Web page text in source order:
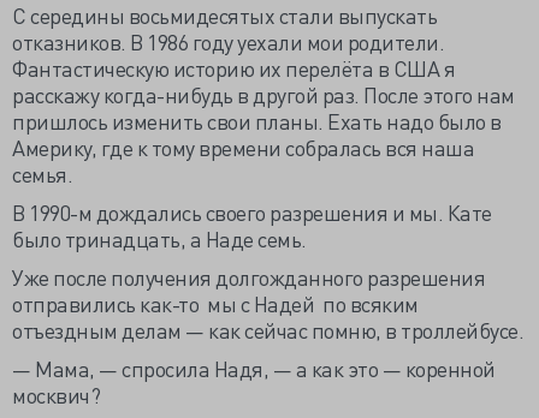
С середины восьмидесятых стали выпускать
отказников. В 1986 году уехали мои родители.
Фантастическую историю их перелёта в США я
расскажу когда-нибудь в другой раз. После этого нам
пришлось изменить свои планы. Ехать надо было в
Америку, где к тому времени собралась вся наша
семья.
В 1990-м дождались своего разрешения и мы. Кате
было тринадцать, а Наде семь.
Уже после получения долгожданного разрешения
отправились как-то мы с Надей по всяким
отъездным делам — как сейчас помню, в троллейбусе.
— Мама, — спросила Надя, — а как это — коренной
москвич?